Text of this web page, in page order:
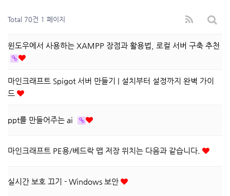
Total 70건 1 페이지
윈도우에서 사용하는 XAMPP 장점과 활용법, 로컬 서버 구축 추천
마인크래프트 Spigot 서버 만들기 | 설치부터 설정까지 완벽 가이
드
ppt를 만들어주는 ai
마인크래프트 PE용/베드락 맵 저장 위치는 다음과 같습니다.
실시간 보호 끄기 - Windows 보안